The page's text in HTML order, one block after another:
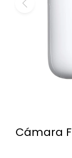
Cámara
Audio, Foto y
Consolas y
Zona Home